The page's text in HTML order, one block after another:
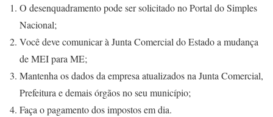
O desenquadramento pode ser solicitado no Portal do Simples
Nacional;
Você deve comunicar à Junta Comercial do Estado a mudança
de MEI para ME;
Mantenha os dados da empresa atualizados na Junta Comercial,
Prefeitura e demais órgãos no seu município;
Faça o pagamento dos impostos em dia.